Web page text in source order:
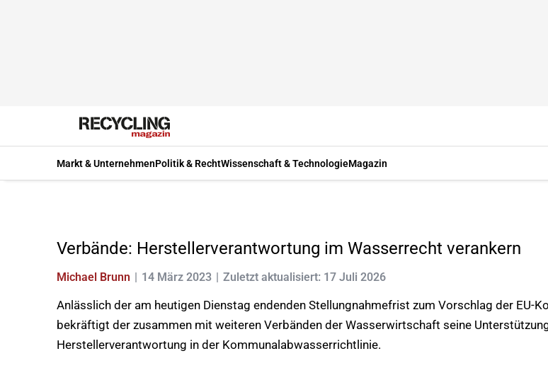
Markt & UnternehmenPolitik & RechtWissenschaft & TechnologieMagazin
Verbände: Herstellerverantwortung im Wasserrecht verankern
Michael Brunn 14 März 2023 Zuletzt aktualisiert: 17 Juli 2026
Anlässlich der am heutigen Dienstag endenden Stellungnahmefrist zum Vorschlag der
bekräftigt der zusammen mit weiteren Verbänden der Wasserwirtschaft seine
Herstellerverantwortung in der Kommunalabwasserrichtlinie.